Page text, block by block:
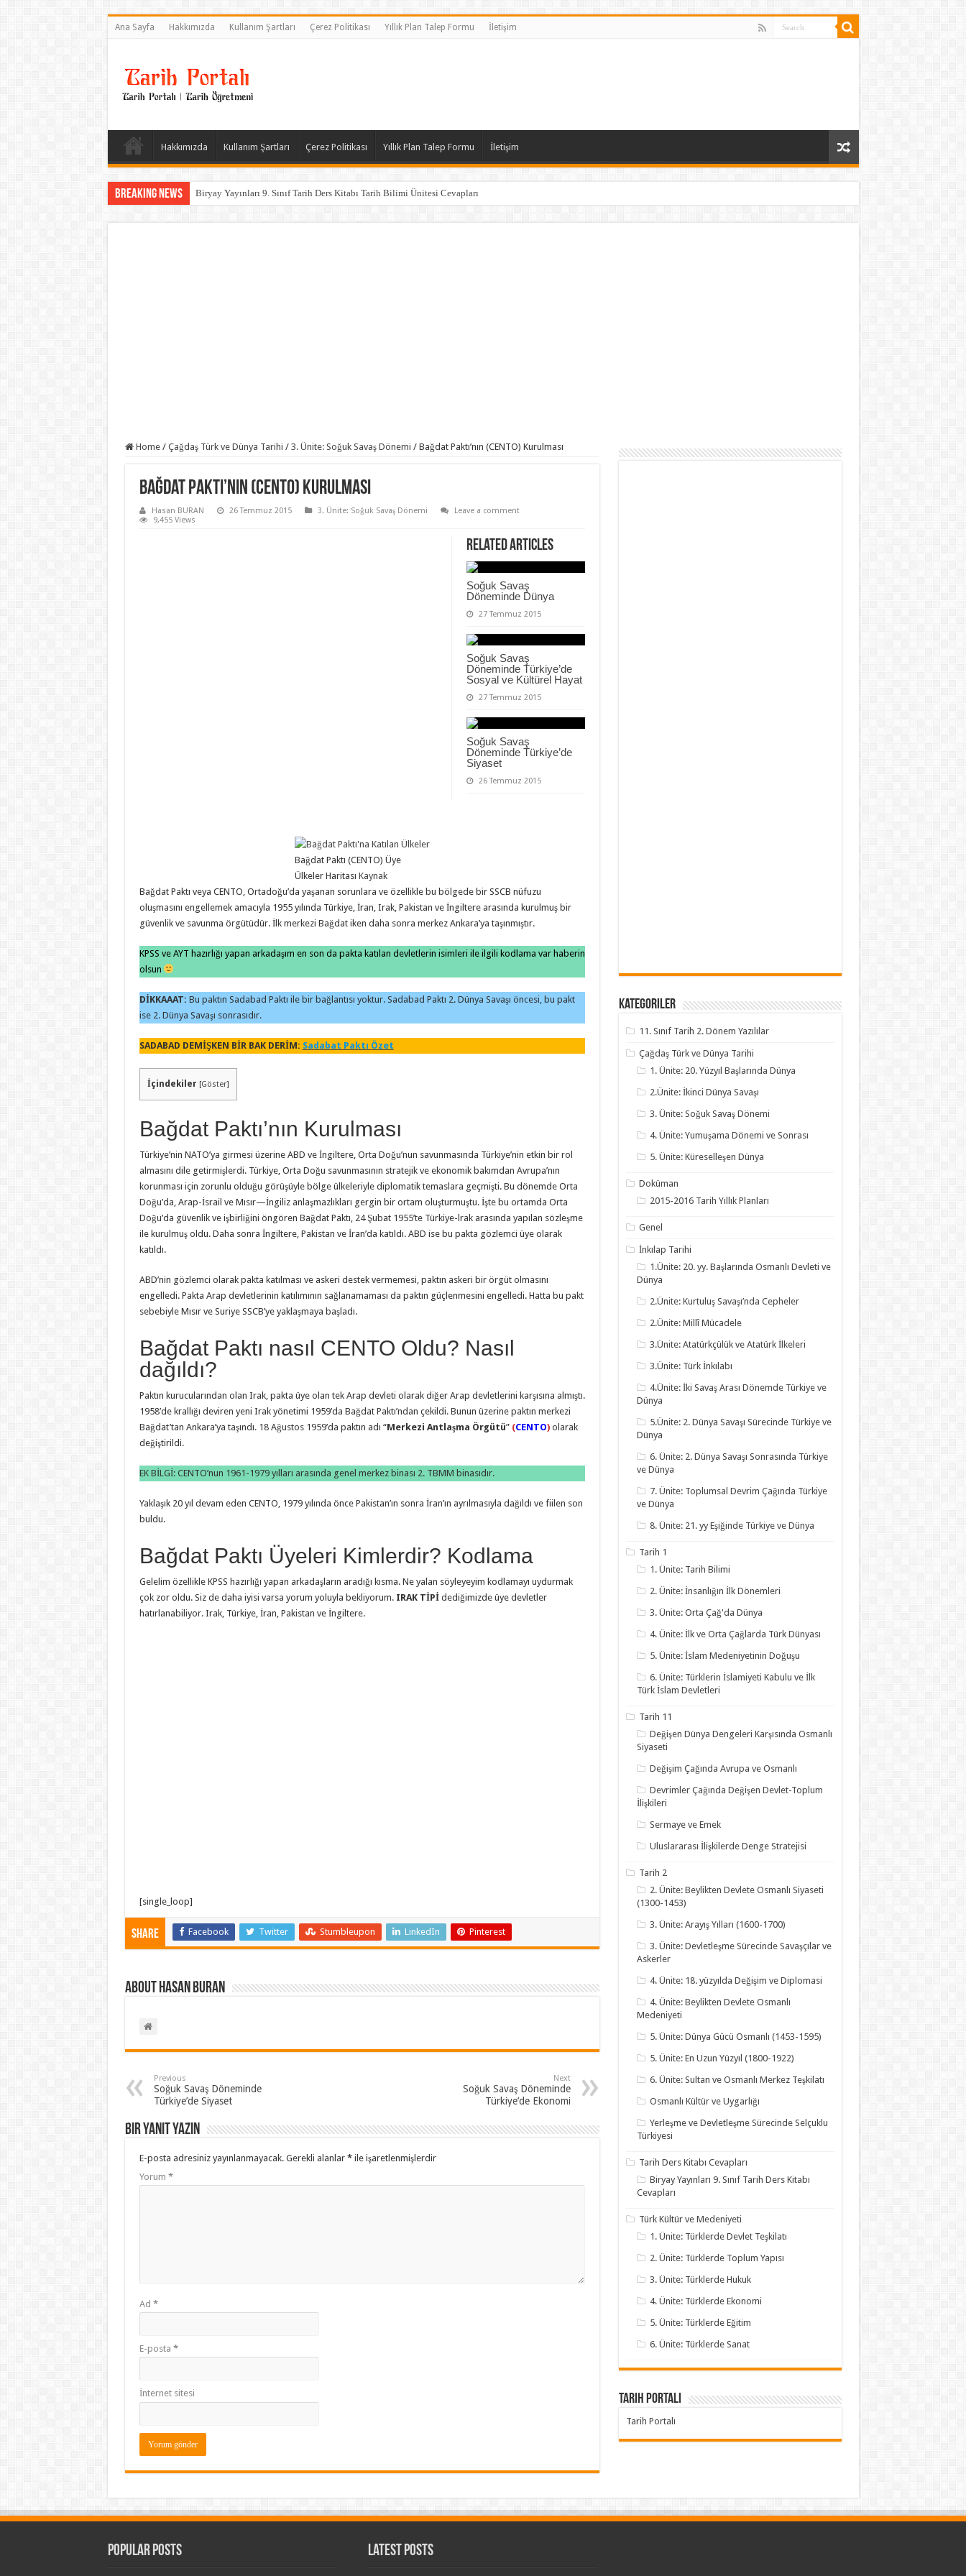
Ana Sayfa Hakkımızda Kullanım Şartları Çerez Politikası Yıllık Plan Talep Formu İletişim
Hakkımızda Kullanım Şartları Çerez Politikası Yıllık Plan Talep Formu İletişim
Breaking News Biryay Yayınları 9. Sınıf Tarih Ders Kitabı Tarih Bilimi Ünitesi Cevapları
Home / Çağdaş Türk ve Dünya Tarihi / 3. Ünite: Soğuk Savaş Dönemi / Bağdat Paktı’nın (CENTO) Kurulması
Bağdat Paktı’nın (CENTO) Kurulması
Hasan BURAN 26 Temmuz 2015 3. Ünite: Soğuk Savaş Dönemi
Leave a comment
9,455 Views
Related Articles
Soğuk Savaş
Döneminde Dünya
27 Temmuz 2015
Soğuk Savaş
Döneminde Türkiye’de
Sosyal ve Kültürel Hayat
27 Temmuz 2015
Soğuk Savaş
Döneminde Türkiye’de
Siyaset
26 Temmuz 2015
Bağdat Paktı (CENTO) Üye
Ülkeler Haritası Kaynak
Bağdat Paktı veya CENTO, Ortadoğu’da yaşanan sorunlara ve özellikle bu bölgede bir SSCB nüfuzu
oluşmasını engellemek amacıyla 1955 yılında Türkiye, İran, Irak, Pakistan ve İngiltere arasında kurulmuş bir
güvenlik ve savunma örgütüdür. İlk merkezi Bağdat iken daha sonra merkez Ankara’ya taşınmıştır.
KPSS ve AYT hazırlığı yapan arkadaşım en son da pakta katılan devletlerin isimleri ile ilgili kodlama var haberin
olsun
DİKKAAAT: Bu paktın Sadabad Paktı ile bir bağlantısı yoktur. Sadabad Paktı 2. Dünya Savaşı öncesi, bu pakt
ise 2. Dünya Savaşı sonrasıdır.
SADABAD DEMİŞKEN BİR BAK DERİM: Sadabat Paktı Özet
İçindekiler [Göster]
Bağdat Paktı’nın Kurulması
Türkiye’nin NATO’ya girmesi üzerine ABD ve İngiltere, Orta Doğu’nun savunmasında Türkiye’nin etkin bir rol
almasını dile getirmişlerdi. Türkiye, Orta Doğu savun­masının stratejik ve ekonomik bakımdan Avrupa’nın
korunması için zorunlu olduğu görüşüyle bölge ülke­leriyle diplomatik temaslara geçmişti. Bu dönemde Orta
Doğu’da, Arap-İsrail ve Mısır—İngiliz anlaşmaz­lıkları gergin bir ortam oluşturmuştu. İşte bu ortamda Orta
Doğu’da güvenlik ve işbirliğini öngören Bağdat Paktı, 24 Şubat 1955’te Türkiye-lrak arasında yapılan sözleşme
ile kurulmuş oldu. Daha sonra İngiltere, Pa­kistan ve İran’da katıldı. ABD ise bu pakta gözlemci üye olarak
katıldı.
ABD’nin gözlemci olarak pakta katılması ve askeri destek vermemesi, paktın askeri bir örgüt olmasını
engelledi. Pakta Arap devletlerinin katılımının sağlanamaması da paktın güçlenmesini engelledi. Hatta bu pakt
sebebiyle Mısır ve Suriye SSCB’ye yaklaşmaya başladı.
Bağdat Paktı nasıl CENTO Oldu? Nasıl
dağıldı?
Paktın kurucularından olan Irak, pakta üye olan tek Arap devleti olarak diğer Arap devletlerini karşısına almıştı.
1958’de krallığı deviren yeni Irak yönetimi 1959’da Bağdat Paktı’ndan çekildi. Bunun üzerine paktın merkezi
Bağdat’tan Ankara’ya taşındı. 18 Ağustos 1959’da paktın adı “Merkezi Ant­laşma Örgütü” (CENTO)olarak
değiştirildi.
EK BİLGİ: CENTO’nun 1961-1979 yılları arasında genel merkez binası 2. TBMM binasıdır.
Yaklaşık 20 yıl devam eden CENTO, 1979 yılında önce Pakistan’ın sonra İran’ın ayrılmasıyla dağıldı ve fiilen son
bul­du.
Bağdat Paktı Üyeleri Kimlerdir? Kodlama
Gelelim özellikle KPSS hazırlığı yapan arkadaşların aradığı kısma. Ne yalan söyleyeyim kodlamayı uydurmak
çok zor oldu. Siz de daha iyisi varsa yorum yoluyla bekliyorum. IRAK TİPİdediğimizde üye devletler
hatırlanabiliyor. Irak, Türkiye, İran, Pakistan ve İngiltere.
[single_loop]
Share Facebook Twitter Stumbleupon LinkedIn Pinterest
About Hasan BURAN
Previous
Soğuk Savaş Döneminde
Türkiye’de Siyaset
Next
Soğuk Savaş Döneminde
Türkiye’de Ekonomi
Bir yanıt yazın
E-posta adresiniz yayınlanmayacak. Gerekli alanlar *ile işaretlenmişlerdir
Yorum *
Ad *
E-posta *
İnternet sitesi
Kategoriler
11. Sınıf Tarih 2. Dönem Yazılılar
Çağdaş Türk ve Dünya Tarihi
1. Ünite: 20. Yüzyıl Başlarında Dünya
2.Ünite: İkinci Dünya Savaşı
3. Ünite: Soğuk Savaş Dönemi
4. Ünite: Yumuşama Dönemi ve Sonrası
5. Ünite: Küreselleşen Dünya
Doküman
2015-2016 Tarih Yıllık Planları
Genel
İnkılap Tarihi
1.Ünite: 20. yy. Başlarında Osmanlı Devleti ve
Dünya
2.Ünite: Kurtuluş Savaşı’nda Cepheler
2.Ünite: Millî Mücadele
3.Ünite: Atatürkçülük ve Atatürk İlkeleri
3.Ünite: Türk İnkılabı
4.Ünite: İki Savaş Arası Dönemde Türkiye ve
Dünya
5.Ünite: 2. Dünya Savaşı Sürecinde Türkiye ve
Dünya
6. Ünite: 2. Dünya Savaşı Sonrasında Türkiye
ve Dünya
7. Ünite: Toplumsal Devrim Çağında Türkiye
ve Dünya
8. Ünite: 21. yy Eşiğinde Türkiye ve Dünya
Tarih 1
1. Ünite: Tarih Bilimi
2. Ünite: İnsanlığın İlk Dönemleri
3. Ünite: Orta Çağ'da Dünya
4. Ünite: İlk ve Orta Çağlarda Türk Dünyası
5. Ünite: İslam Medeniyetinin Doğuşu
6. Ünite: Türklerin İslamiyeti Kabulu ve İlk
Türk İslam Devletleri
Tarih 11
Değişen Dünya Dengeleri Karşısında Osmanlı
Siyaseti
Değişim Çağında Avrupa ve Osmanlı
Devrimler Çağında Değişen Devlet-Toplum
İlişkileri
Sermaye ve Emek
Uluslararası İlişkilerde Denge Stratejisi
Tarih 2
2. Ünite: Beylikten Devlete Osmanlı Siyaseti
(1300-1453)
3. Ünite: Arayış Yılları (1600-1700)
3. Ünite: Devletleşme Sürecinde Savaşçılar ve
Askerler
4. Ünite: 18. yüzyılda Değişim ve Diplomasi
4. Ünite: Beylikten Devlete Osmanlı
Medeniyeti
5. Ünite: Dünya Gücü Osmanlı (1453-1595)
5. Ünite: En Uzun Yüzyıl (1800-1922)
6. Ünite: Sultan ve Osmanlı Merkez Teşkilatı
Osmanlı Kültür ve Uygarlığı
Yerleşme ve Devletleşme Sürecinde Selçuklu
Türkiyesi
Tarih Ders Kitabı Cevapları
Biryay Yayınları 9. Sınıf Tarih Ders Kitabı
Cevapları
Türk Kültür ve Medeniyeti
1. Ünite: Türklerde Devlet Teşkilatı
2. Ünite: Türklerde Toplum Yapısı
3. Ünite: Türklerde Hukuk
4. Ünite: Türklerde Ekonomi
5. Ünite: Türklerde Eğitim
6. Ünite: Türklerde Sanat
Tarih Portalı
Tarih Portalı
Popular Posts Latest Posts